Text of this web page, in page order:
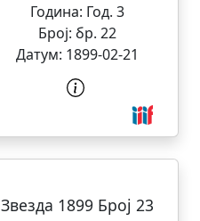
Година: Год. 3
Број: бр. 22
Датум: 1899-02-21
Звезда 1899 Број 23